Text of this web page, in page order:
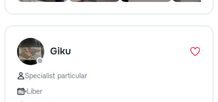
Giku
Specialist particular
Liber